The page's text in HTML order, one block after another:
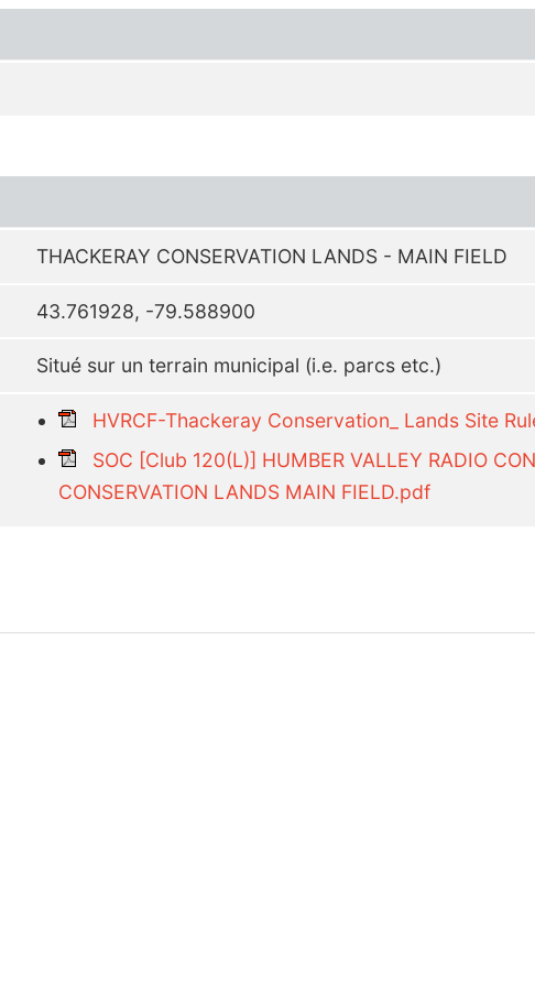
THACKERAY CONSERVATION LANDS - MAIN FIELD
43.761928, -79.588900
Situé sur un terrain municipal (i.e. parcs etc.)
HVRCF-Thackeray Conservation_ Lands Site
SOC [Club 120(L)] HUMBER VALLEY RADIO
CONSERVATION LANDS MAIN FIELD.pdf